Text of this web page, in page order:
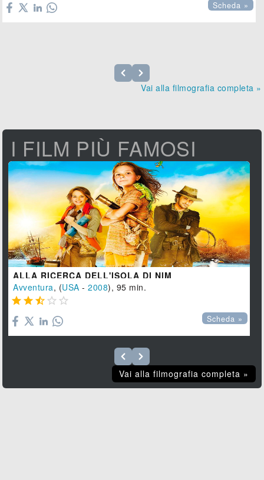
Scheda »
Vai alla filmografia completa »
I FILM PIÙ FAMOSI
ALLA RICERCA DELL'ISOLA DI NIM
Avventura, (USA -2008), 95 min.
    
Scheda »
Vai alla filmografia completa »